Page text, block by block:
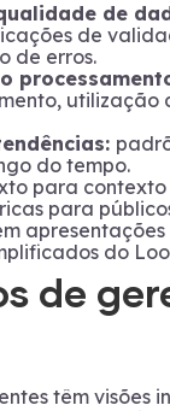
de
de
de erros.
utilização
do tempo.
para
para
apresentações
do
de
têm visões